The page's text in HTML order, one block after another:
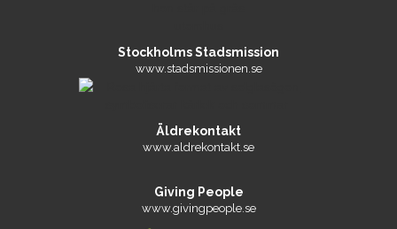
Stockholms Stadsmission
www.stadsmissionen.se
Äldrekontakt
www.aldrekontakt.se
Giving People
www.givingpeople.se